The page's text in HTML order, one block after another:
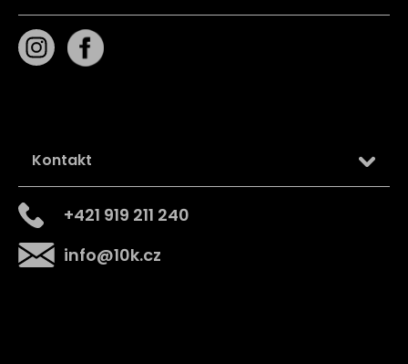
Kontakt
info@10k.cz
+421 919 211 240